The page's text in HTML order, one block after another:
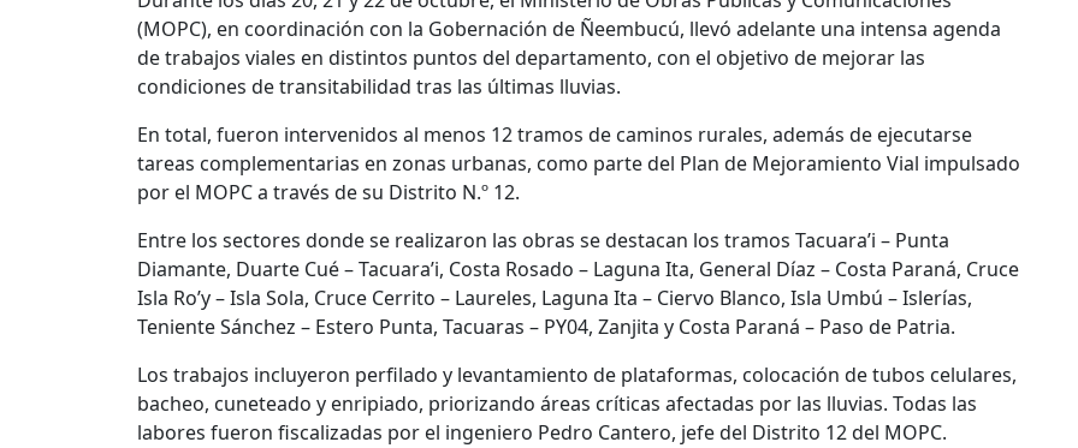
(MOPC), en coordinación con la Gobernación de Ñeembucú, llevó adelante una intensa agenda
de trabajos viales en distintos puntos del departamento, con el objetivo de mejorar las
condiciones de transitabilidad tras las últimas lluvias.
En total, fueron intervenidos al menos 12 tramos de caminos rurales, además de ejecutarse
tareas complementarias en zonas urbanas, como parte del Plan de Mejoramiento Vial impulsado
por el MOPC a través de su Distrito N.º 12.
Entre los sectores donde se realizaron las obras se destacan los tramos Tacuara’i – Punta
Diamante, Duarte Cué – Tacuara’i, Costa Rosado – Laguna Ita, General Díaz – Costa Paraná, Cruce
Isla Ro’y – Isla Sola, Cruce Cerrito – Laureles, Laguna Ita – Ciervo Blanco, Isla Umbú – Islerías,
Teniente Sánchez – Estero Punta, Tacuaras – PY04, Zanjita y Costa Paraná – Paso de Patria.
Los trabajos incluyeron perfilado y levantamiento de plataformas, colocación de tubos celulares,
bacheo, cuneteado y enripiado, priorizando áreas críticas afectadas por las lluvias. Todas las
labores fueron fiscalizadas por el ingeniero Pedro Cantero, jefe del Distrito 12 del MOPC.